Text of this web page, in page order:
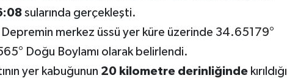
sularında gerçekleşti.
Depremin merkez üssü yer küre üzerinde 34.65179°
Doğu Boylamı olarak belirlendi.
yer kabuğunun 20 kilometre derinliğindekırıldığı